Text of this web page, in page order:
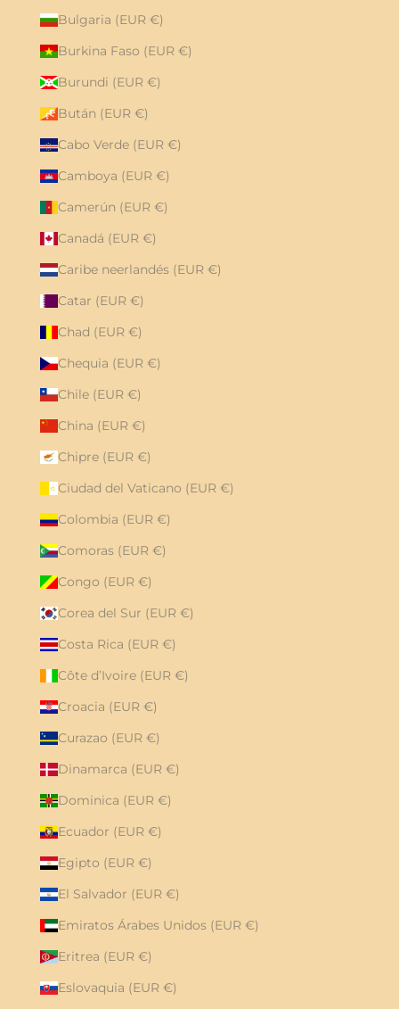
Bulgaria (EUR €)
Burkina Faso (EUR €)
Burundi (EUR €)
Bután (EUR €)
Cabo Verde (EUR €)
Camboya (EUR €)
Camerún (EUR €)
Canadá (EUR €)
Caribe neerlandés (EUR €)
Catar (EUR €)
Chad (EUR €)
Chequia (EUR €)
Chile (EUR €)
China (EUR €)
Chipre (EUR €)
Ciudad del Vaticano (EUR €)
Colombia (EUR €)
Comoras (EUR €)
Congo (EUR €)
Corea del Sur (EUR €)
Costa Rica (EUR €)
Côte d’Ivoire (EUR €)
Croacia (EUR €)
Curazao (EUR €)
Dinamarca (EUR €)
Dominica (EUR €)
Ecuador (EUR €)
Egipto (EUR €)
El Salvador (EUR €)
Emiratos Árabes Unidos (EUR €)
Eritrea (EUR €)
Eslovaquia (EUR €)